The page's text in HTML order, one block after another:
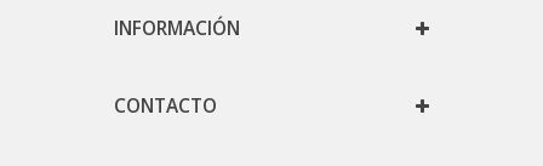
INFORMACIÓN
CONTACTO